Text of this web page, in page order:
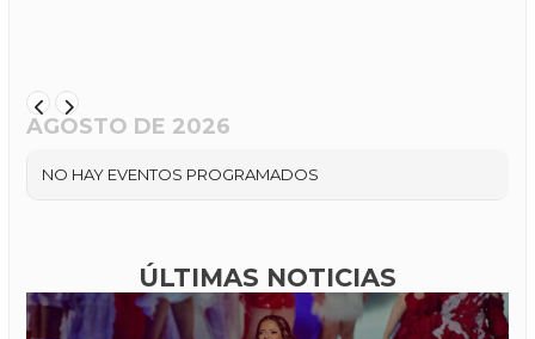
AGOSTO DE 2026
NO HAY EVENTOS PROGRAMADOS
ÚLTIMAS NOTICIAS